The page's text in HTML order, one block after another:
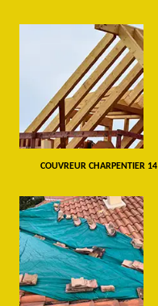
COUVREUR CHARPENTIER 14